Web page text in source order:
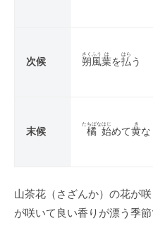
次候 朔風
さくふう
葉
は
を払
はら
う
末候 橘
たちばな
始
はじ
めて黄
き
な
山茶花（さざんか）の花が
が咲いて良い香りが漂う季節